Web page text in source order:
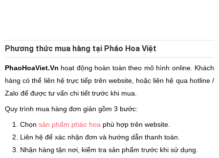
Phương thức mua hàng tại Pháo Hoa Việt
PhaoHoaViet.Vn hoạt động hoàn toàn theo mô hình online. Khách
hàng có thể liên hệ trực tiếp trên website, hoặc liên hệ qua hotline /
Zalo để được tư vấn chi tiết trước khi mua.
Quy trình mua hàng đơn giản gồm 3 bước:
Chọn sản phẩm pháo hoa phù hợp trên website.
Liên hệ để xác nhận đơn và hướng dẫn thanh toán.
Nhận hàng tận nơi, kiểm tra sản phẩm trước khi sử dụng.